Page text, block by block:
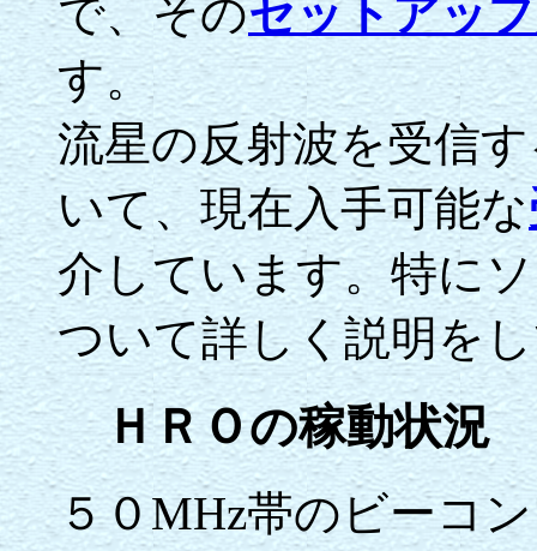
で、そのセットアッ
す。
流星の反射波を受信
いて、現在入手可能な
介しています。特に
ついて詳しく説明を
ＨＲＯの稼動状況
５０MHz帯のビーコ